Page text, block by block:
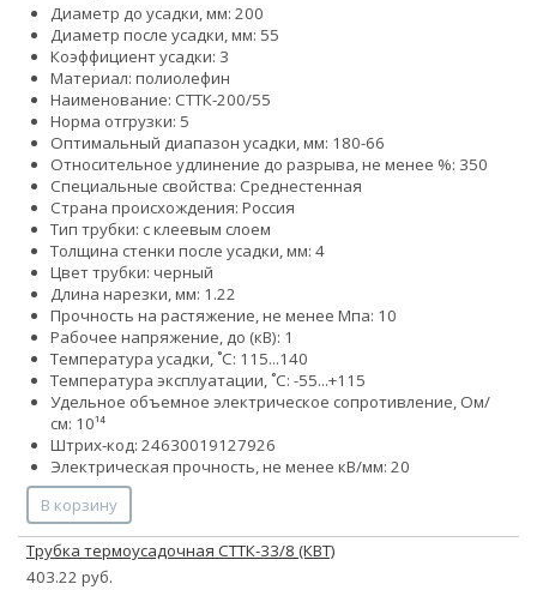
Диаметр до усадки, мм: 200
Диаметр после усадки, мм: 55
Коэффициент усадки: 3
Материал: полиолефин
Наименование: СТТК-200/55
Норма отгрузки: 5
Оптимальный диапазон усадки, мм: 180-66
Относительное удлинение до разрыва, не менее %: 350
Специальные свойства: Среднестенная
Страна происхождения: Россия
Тип трубки: с клеевым слоем
Толщина стенки после усадки, мм: 4
Цвет трубки: черный
Длина нарезки, мм: 1.22
Прочность на растяжение, не менее Мпа: 10
Рабочее напряжение, до (кВ): 1
Температура усадки, ˚С: 115...140
Температура эксплуатации, ˚С: -55...+115
Удельное объемное электрическое сопротивление, Ом/
см: 10¹⁴
Штрих-код: 24630019127926
Электрическая прочность, не менее кВ/мм: 20
В корзину
Трубка термоусадочная СТТК-33/8 (КВТ)
403.22 руб.